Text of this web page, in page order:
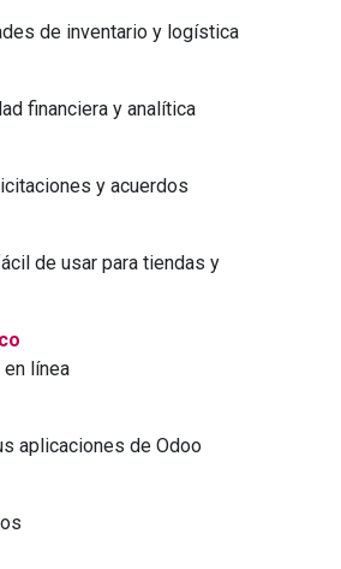
de inventario y logística
financiera y analítica
y acuerdos
de usar para tiendas y
línea
aplicaciones de Odoo